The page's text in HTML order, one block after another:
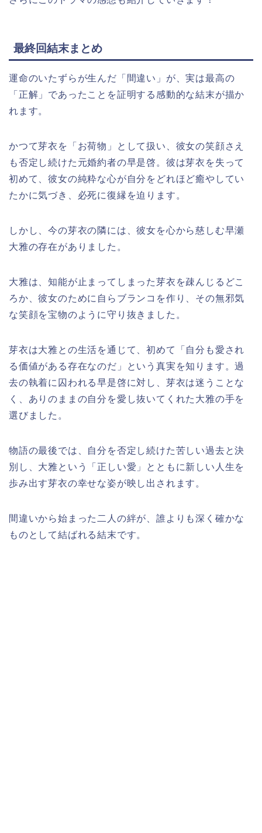
最終回結末まとめ
運命のいたずらが生んだ「間違い」が、実は最高の
「正解」であったことを証明する感動的な結末が描か
れます。
かつて芽衣を「お荷物」として扱い、彼女の笑顔さえ
も否定し続けた元婚約者の早是啓。彼は芽衣を失って
初めて、彼女の純粋な心が自分をどれほど癒やしてい
たかに気づき、必死に復縁を迫ります。
しかし、今の芽衣の隣には、彼女を心から慈しむ早瀬
大雅の存在がありました。
大雅は、知能が止まってしまった芽衣を疎んじるどこ
ろか、彼女のために自らブランコを作り、その無邪気
な笑顔を宝物のように守り抜きました。
芽衣は大雅との生活を通じて、初めて「自分も愛され
る価値がある存在なのだ」という真実を知ります。過
去の執着に囚われる早是啓に対し、芽衣は迷うことな
く、ありのままの自分を愛し抜いてくれた大雅の手を
選びました。
物語の最後では、自分を否定し続けた苦しい過去と決
別し、大雅という「正しい愛」とともに新しい人生を
歩み出す芽衣の幸せな姿が映し出されます。
間違いから始まった二人の絆が、誰よりも深く確かな
ものとして結ばれる結末です。